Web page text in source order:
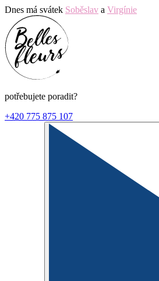
Dnes má svátek Soběslav a Virgínie
potřebujete poradit?
+420 775 875 107